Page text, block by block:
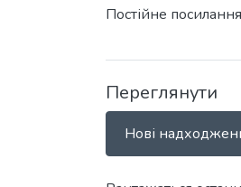
Постійне
Переглянути
Нові